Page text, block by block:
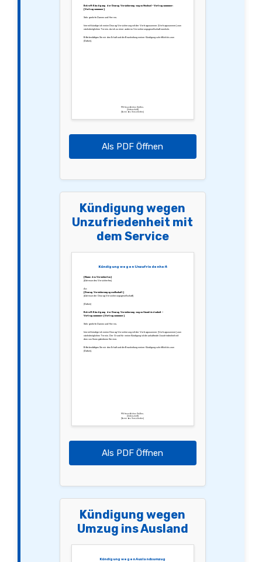
Betreff: Kündigung der Deurag Versicherung wegen Wechsel – Vertragsnummer:
[Vertragsnummer]
Sehr geehrte Damen und Herren,
hiermit kündige ich meine Deurag Versicherung mit der Vertragsnummer [Vertragsnummer] zum
nächstmöglichen Termin, da ich zu einer anderen Versicherungsgesellschaft wechsle.
Bitte bestätigen Sie mir den Erhalt und die Bearbeitung meiner Kündigung schriftlich bis zum
[Datum].
Mit freundlichen Grüßen,
[Unterschrift]
[Name des Versicherten]
Als PDF Öffnen
Kündigung wegen
Unzufriedenheit mit
dem Service
Kündigung wegen Unzufriedenheit
[Name des Versicherten]
[Adresse des Versicherten]
An:
[Deurag Versicherungsgesellschaft]
[Adresse der Deurag Versicherungsgesellschaft]
[Datum]
Betreff: Kündigung der Deurag Versicherung wegen Unzufriedenheit –
Vertragsnummer: [Vertragsnummer]
Sehr geehrte Damen und Herren,
hiermit kündige ich meine Deurag Versicherung mit der Vertragsnummer [Vertragsnummer] zum
nächstmöglichen Termin. Der Grund für meine Kündigung ist die anhaltende Unzufriedenheit mit
dem von Ihnen gebotenen Service.
Bitte bestätigen Sie mir den Erhalt und die Bearbeitung meiner Kündigung schriftlich bis zum
[Datum].
Mit freundlichen Grüßen,
[Unterschrift]
[Name des Versicherten]
Als PDF Öffnen
Kündigung wegen
Umzug ins Ausland
Kündigung wegen Auslandsumzug